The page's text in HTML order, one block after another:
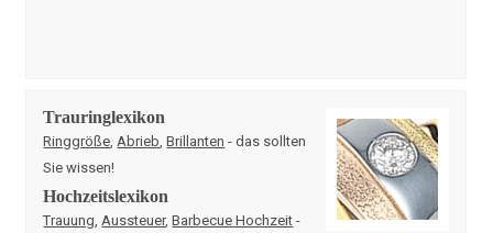
Trauringlexikon
Ringgröße Abrieb ,Brillanten - das sollten
Sie wissen!
Hochzeitslexikon
Trauung Aussteuer,Barbecue Hochzeit -